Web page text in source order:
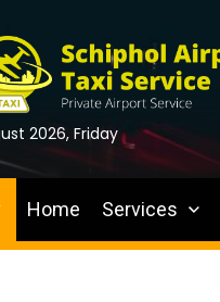
2026, Friday
Home Services